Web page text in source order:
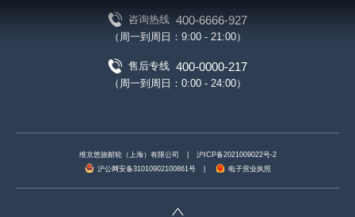
咨询热线 400-6666-927
（周一到周日：9:00 - 21:00）
售后专线 400-0000-217
（周一到周日：0:00 - 24:00）
维京悠旅邮轮（上海）有限公司
沪ICP备2021009022号-2
沪公网安备31010902100861号
电子营业执照